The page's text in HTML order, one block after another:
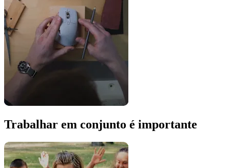
Trabalhar em conjunto é importante